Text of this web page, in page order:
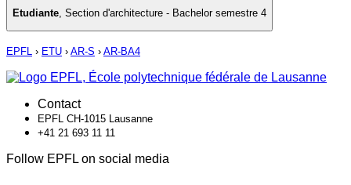
Etudiante, Section d'architecture - Bachelor semestre 4
EPFL › ETU › AR-S › AR-BA4
Contact
EPFL CH-1015 Lausanne
+41 21 693 11 11
Follow EPFL on social media